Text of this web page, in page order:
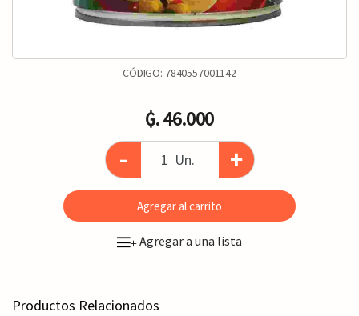
CÓDIGO: 7840557001142
₲. 46.000
- Un. +
Agregar al carrito
+Agregar a una lista
Productos Relacionados